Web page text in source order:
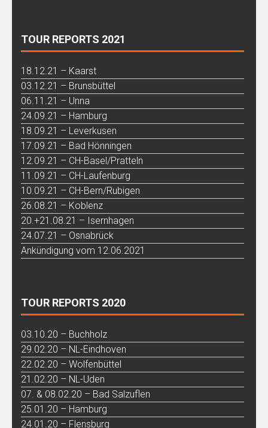
TOUR REPORTS 2021
18.12.21 – Kaarst
03.12.21 – Brunsbüttel
06.11.21 – Unna
24.09.21 – Hamburg
18.09.21 – Leverkusen
17.09.21 – Bad Hönningen
12.09.21 – CH-Basel/Pratteln
11.09.21 – CH-Laufenburg
10.09.21 – CH-Bern/Rubigen
26.08.21 – Koblenz
20.+21.08.21 – Isernhagen
24.07.21 – Osnabrück
Ankündigung vom 12.06.2021
TOUR REPORTS 2020
03.10.20 – Buchholz
29.02.20 – NL-Eindhoven
22.02.20 – Wolfenbüttel
21.02.20 – NL-Uden
07. & 08.02.20 – Bad Salzuflen
25.01.20 – Hamburg
24.01.20 – Flensburg